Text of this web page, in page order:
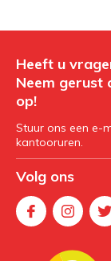
Heeft u
Neem gerust
op!
Stuur ons een e-
kantooruren.
Volg ons